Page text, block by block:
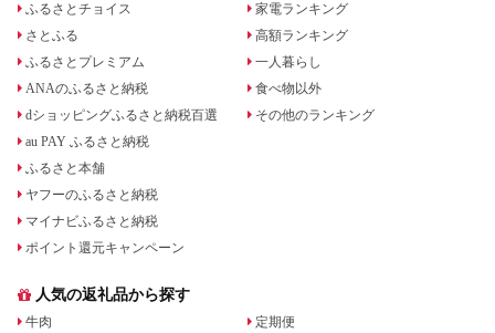
ふるさとチョイス
さとふる
ふるさとプレミアム
ANAのふるさと納税
dショッピングふるさと納税百選
au PAY ふるさと納税
ふるさと本舗
ヤフーのふるさと納税
マイナビふるさと納税
ポイント還元キャンペーン
家電ランキング
高額ランキング
一人暮らし
食べ物以外
その他のランキング
人気の返礼品から探す
牛肉
定期便